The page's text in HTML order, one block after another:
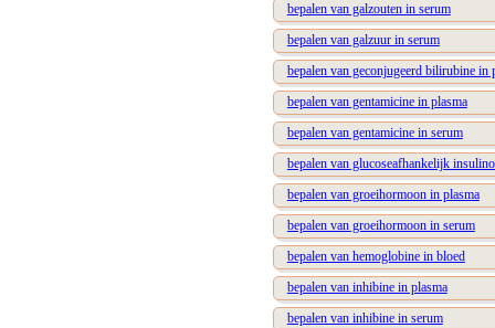
bepalen van galzouten in serum
bepalen van galzuur in serum
bepalen van geconjugeerd bilirubine in
bepalen van gentamicine in plasma
bepalen van gentamicine in serum
bepalen van glucoseafhankelijk
bepalen van groeihormoon in plasma
bepalen van groeihormoon in serum
bepalen van hemoglobine in bloed
bepalen van inhibine in plasma
bepalen van inhibine in serum